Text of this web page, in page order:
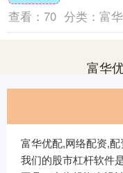
查看： 70 分类： 富
富华
富华优配,网络配资,
我们的股市杠杆软件